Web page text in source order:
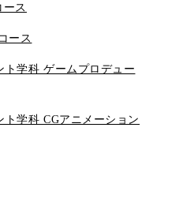
ス
ース
ト学科 ゲームプロデュー
学科 CGアニメーション